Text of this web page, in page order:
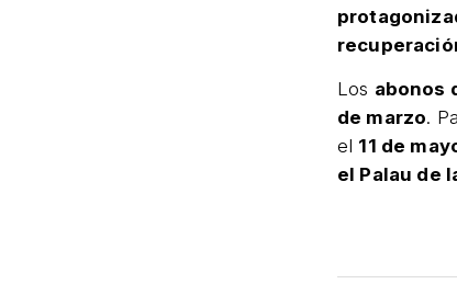
Los abonos
de marzo.
el 11 de
el Palau de